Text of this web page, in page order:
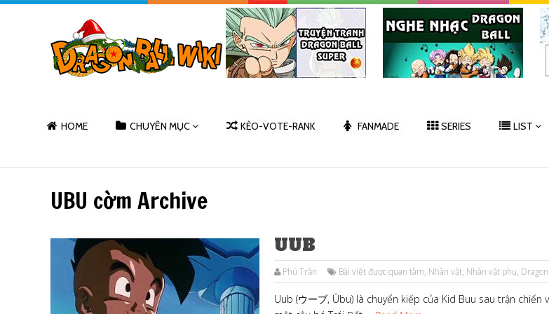
HOME CHUYÊN MỤC KÈO-VOTE-RANK FANMADE SERIES LIST
UBU cờm Archive
UUB
Phú Trần Bài viết được quan tâm, Nhân vật, Nhân vật phụ,
Uub (ウーブ, Ūbu) là chuyển kiếp của Kid Buu sau trận chiến